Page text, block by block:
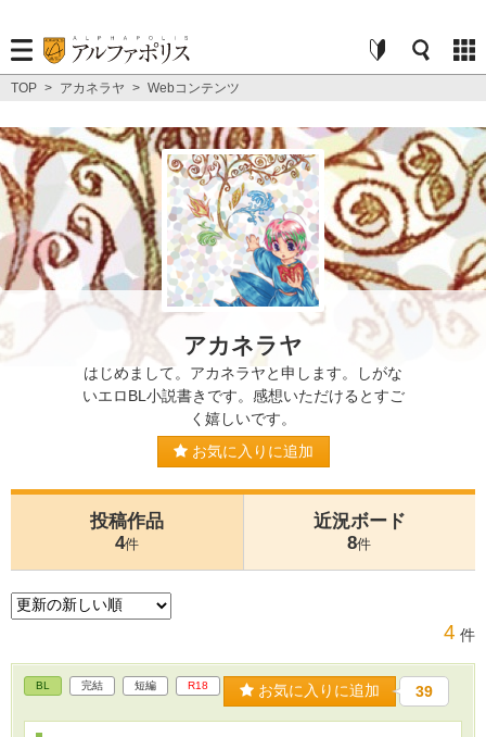
TOP > アカネラヤ > Webコンテンツ
アカネラヤ
はじめまして。アカネラヤと申します。しがな
いエロBL小説書きです。感想いただけるとすご
く嬉しいです。
お気に入りに追加
投稿作品
4件
近況ボード
8件
4 件
BL 完結 短編 R18 お気に入りに追加 39